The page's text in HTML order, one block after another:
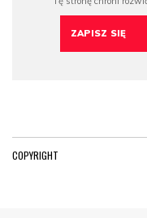
COPYRIGHT